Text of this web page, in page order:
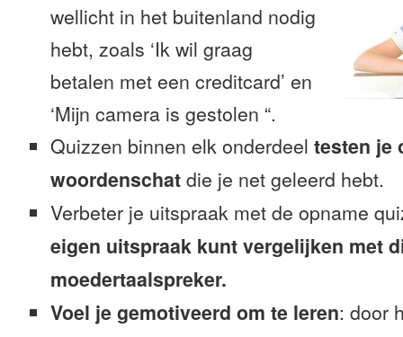
wellicht in het buitenland nodig
hebt, zoals ‘Ik wil graag
betalen met een creditcard’ en
‘Mijn camera is gestolen “.
Quizzen binnen elk onderdeel testen je
woordenschat die je net geleerd hebt.
Verbeter je uitspraak met de opname
eigen uitspraak kunt vergelijken met
moedertaalspreker.
Voel je gemotiveerd om te leren: door